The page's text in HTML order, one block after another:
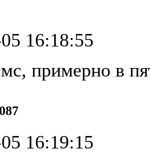
16:18:55
примерно в
16:19:15